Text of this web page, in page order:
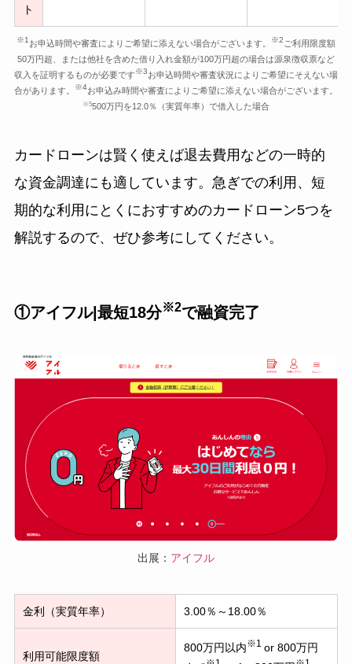
ト
※1お申込時間や審査によりご希望に添えない場合がございます。 ※2ご利用限度額
50万円超、または他社を含めた借り入れ金額が100万円超の場合は源泉徴収票など
収入を証明するものが必要です※3お申込時間や審査状況によりご希望にそえない場
合があります。
※4お申込み時間や審査によりご希望に添えない場合がございます。
※5500万円を12.0％（実質年率）で借入した場合
カードローンは賢く使えば退去費用などの一時的
な資金調達にも適しています。急ぎでの利用、短
期的な利用にとくにおすすめのカードローン5つを
解説するので、ぜひ参考にしてください。
①アイフル|最短18分※2で融資完了
出展： アイフル
金利（実質年率） 3.00％～18.00％
利用可能限度額
800万円以内※1 or 800万円